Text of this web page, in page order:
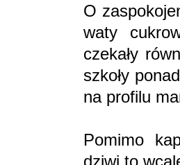
O
waty
czekały
szkoły
na profilu
Pomimo
dziwi to